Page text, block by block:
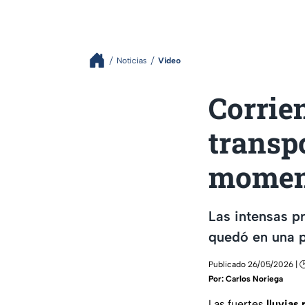
Noticias Video
Las intensas
quedó en una
Publicado 26/05/2026 |
Por: Carlos Noriega